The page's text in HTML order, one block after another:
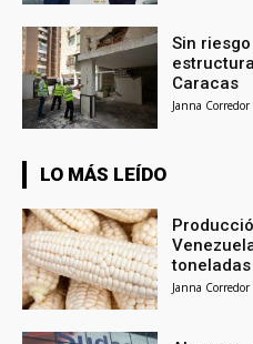
Sin
Caracas
Janna Corredor
LO MÁS LEÍDO
toneladas
Janna Corredor